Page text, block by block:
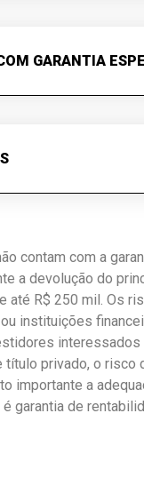
GARANTIA
contam com a
a devolução do
até R$ 250 mil. Os
instituições
privado, o
importante a
garantia de